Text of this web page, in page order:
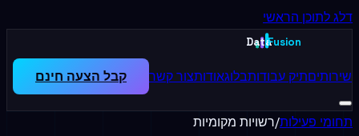
דלג לתוכן הראשי
DataFusion
שירותיםתיק עבודותבלוגאודותצור קשר קבל הצעה חינם
תחומי פעילות/רשויות מקומיות